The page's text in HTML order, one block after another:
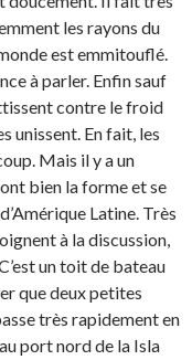
les rayons du
est emmitouflé.
à parler. Enfin sauf
contre le froid
unissent. En fait, les
Mais il y a un
bien la forme et se
Latine. Très
à la discussion,
un toit de bateau
que deux petites
très rapidement en
port nord de la Isla